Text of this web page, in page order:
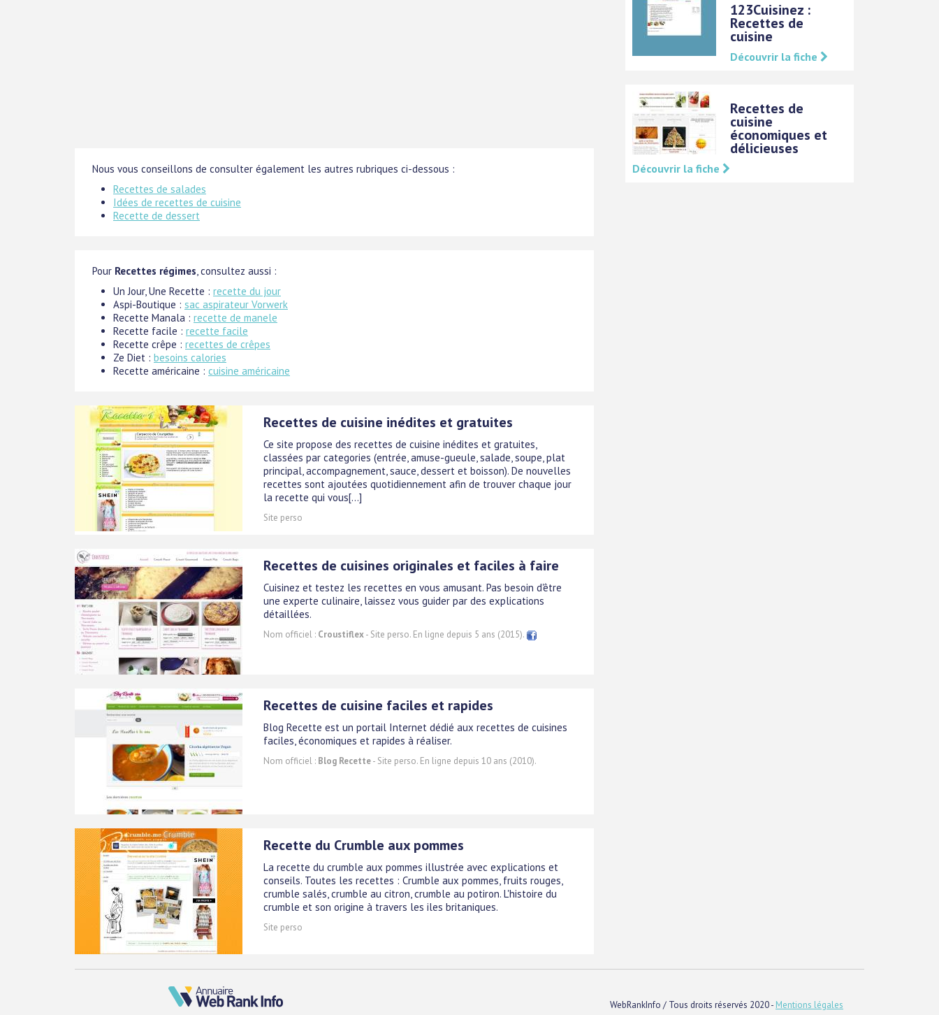
Nous vous conseillons de consulter également les autres rubriques ci-dessous :
Recettes de salades
Idées de recettes de cuisine
Recette de dessert
Pour Recettes régimes, consultez aussi :
Un Jour, Une Recette : recette du jour
Aspi-Boutique : sac aspirateur Vorwerk
Recette Manala : recette de manele
Recette facile : recette facile
Recette crêpe : recettes de crêpes
Ze Diet : besoins calories
Recette américaine : cuisine américaine
Recettes de cuisine inédites et gratuites
Ce site propose des recettes de cuisine inédites et gratuites,
classées par categories (entrée, amuse-gueule, salade, soupe, plat
principal, accompagnement, sauce, dessert et boisson). De nouvelles
recettes sont ajoutées quotidiennement afin de trouver chaque jour
la recette qui vous[...]
Site perso
Recettes de cuisines originales et faciles à faire
Cuisinez et testez les recettes en vous amusant. Pas besoin d'être
une experte culinaire, laissez vous guider par des explications
détaillées.
Nom officiel : Croustiflex- Site perso. En ligne depuis 5 ans (2015).
Recettes de cuisine faciles et rapides
Blog Recette est un portail Internet dédié aux recettes de cuisines
faciles, économiques et rapides à réaliser.
Nom officiel : Blog Recette- Site perso. En ligne depuis 10 ans (2010).
Recette du Crumble aux pommes
La recette du crumble aux pommes illustrée avec explications et
conseils. Toutes les recettes : Crumble aux pommes, fruits rouges,
crumble salés, crumble au citron, crumble au potiron. L'histoire du
crumble et son origine à travers les iles britaniques.
Site perso
123Cuisinez :
Recettes de
cuisine
Découvrir la fiche
Recettes de
cuisine
économiques et
délicieuses
Découvrir la fiche
WebRankInfo / Tous droits réservés 2020 - Mentions légales